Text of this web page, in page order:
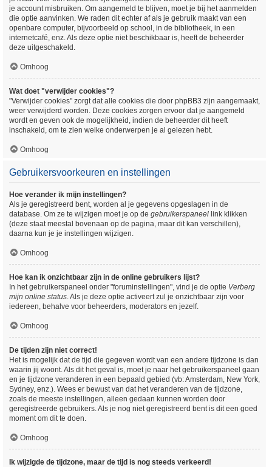
je account misbruiken. Om aangemeld te blijven, moet je bij het aanmelden
die optie aanvinken. We raden dit echter af als je gebruik maakt van een
openbare computer, bijvoorbeeld op school, in de bibliotheek, in een
internetcafé, enz. Als deze optie niet beschikbaar is, heeft de beheerder
deze uitgeschakeld.
Omhoog
Wat doet "verwijder cookies"?
"Verwijder cookies" zorgt dat alle cookies die door phpBB3 zijn aangemaakt,
weer verwijderd worden. Deze cookies zorgen ervoor dat je aangemeld
wordt en geven ook de mogelijkheid, indien de beheerder dit heeft
inschakeld, om te zien welke onderwerpen je al gelezen hebt.
Omhoog
Gebruikersvoorkeuren en instellingen
Hoe verander ik mijn instellingen?
Als je geregistreerd bent, worden al je gegevens opgeslagen in de
database. Om ze te wijzigen moet je op de gebruikerspaneel link klikken
(deze staat meestal bovenaan op de pagina, maar dit kan verschillen),
daarna kun je je instellingen wijzigen.
Omhoog
Hoe kan ik onzichtbaar zijn in de online gebruikers lijst?
In het gebruikerspaneel onder "foruminstellingen", vind je de optie Verberg
mijn online status. Als je deze optie activeert zul je onzichtbaar zijn voor
iedereen, behalve voor beheerders, moderators en jezelf.
Omhoog
De tijden zijn niet correct!
Het is mogelijk dat de tijd die gegeven wordt van een andere tijdzone is dan
waarin jij woont. Als dit het geval is, moet je naar het gebruikerspaneel gaan
en je tijdzone veranderen in een bepaald gebied (vb: Amsterdam, New York,
Sydney, enz.). Wees er bewust van dat het veranderen van de tijdzone,
zoals de meeste instellingen, alleen gedaan kunnen worden door
geregistreerde gebruikers. Als je nog niet geregistreerd bent is dit een goed
moment om dit te doen.
Omhoog
Ik wijzigde de tijdzone, maar de tijd is nog steeds verkeerd!